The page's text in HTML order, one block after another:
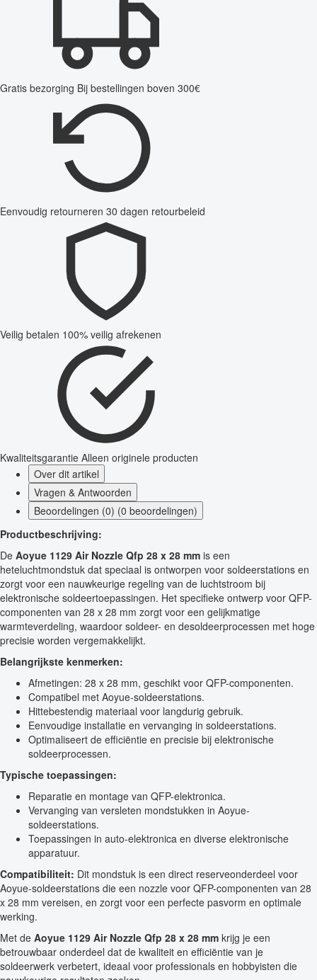
Gratis bezorging Bij bestellingen boven 300€
Eenvoudig retourneren 30 dagen retourbeleid
Veilig betalen 100% veilig afrekenen
Kwaliteitsgarantie Alleen originele producten
Over dit artikel
Vragen & Antwoorden
Beoordelingen (0) (0 beoordelingen)
Productbeschrijving:
De Aoyue 1129 Air Nozzle Qfp 28 x 28 mm is een
heteluchtmondstuk dat speciaal is ontworpen voor soldeerstations en
zorgt voor een nauwkeurige regeling van de luchtstroom bij
elektronische soldeertoepassingen. Het specifieke ontwerp voor QFP-
componenten van 28 x 28 mm zorgt voor een gelijkmatige
warmteverdeling, waardoor soldeer- en desoldeerprocessen met hoge
precisie worden vergemakkelijkt.
Belangrijkste kenmerken:
Afmetingen: 28 x 28 mm, geschikt voor QFP-componenten.
Compatibel met Aoyue-soldeerstations.
Hittebestendig materiaal voor langdurig gebruik.
Eenvoudige installatie en vervanging in soldeerstations.
Optimaliseert de efficiëntie en precisie bij elektronische
soldeerprocessen.
Typische toepassingen:
Reparatie en montage van QFP-elektronica.
Vervanging van versleten mondstukken in Aoyue-
soldeerstations.
Toepassingen in auto-elektronica en diverse elektronische
apparatuur.
Compatibiliteit: Dit mondstuk is een direct reserveonderdeel voor
Aoyue-soldeerstations die een nozzle voor QFP-componenten van 28
x 28 mm vereisen, en zorgt voor een perfecte pasvorm en optimale
werking.
Met de Aoyue 1129 Air Nozzle Qfp 28 x 28 mm krijg je een
betrouwbaar onderdeel dat de kwaliteit en efficiëntie van je
soldeerwerk verbetert, ideaal voor professionals en hobbyisten die